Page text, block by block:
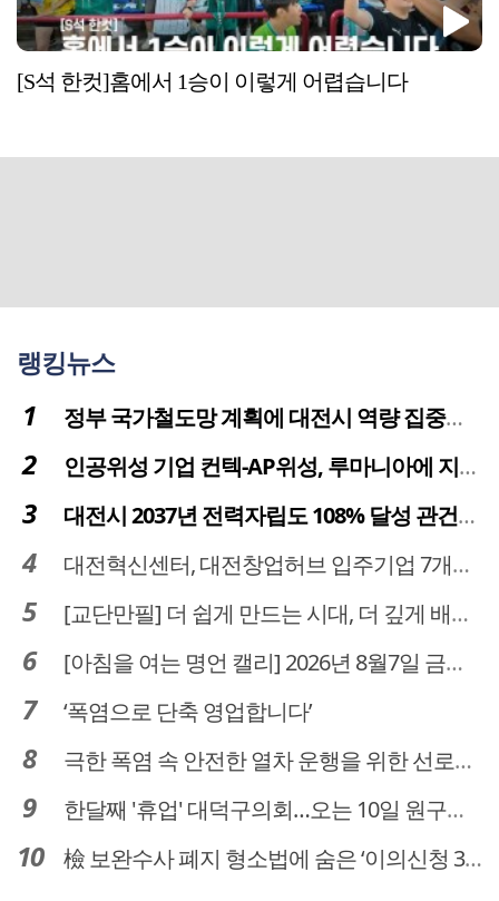
[S석 한컷]홈에서 1승이 이렇게 어렵습니다
랭킹뉴스
정부 국가철도망 계획에 대전시 역량 집중해야
인공위성 기업 컨텍-AP위성, 루마니아에 지상국 시스템 전수
대전시 2037년 전력자립도 108% 달성 관건은 '주민 수용성'
대전혁신센터, 대전창업허브 입주기업 7개사 모집
[교단만필] 더 쉽게 만드는 시대, 더 깊게 배우는 교육
[아침을 여는 명언 캘리] 2026년 8월7일 금요일
‘폭염으로 단축 영업합니다’
극한 폭염 속 안전한 열차 운행을 위한 선로관리
한달째 '휴업' 대덕구의회…오는 10일 원구성 다시 돌입
檢 보완수사 폐지 형소법에 숨은 ‘이의신청 3개월 제한’…황운하는 30일 추진